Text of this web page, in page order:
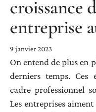
croissance
entreprise
9 janvier 2023
On entend de plus en
derniers temps. Ces
cadre professionnel
Les entreprises